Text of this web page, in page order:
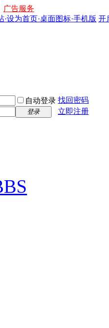
广告服务
·设为首页·桌面图标·手机版 开
自动登录 找回密码
登录 立即注册